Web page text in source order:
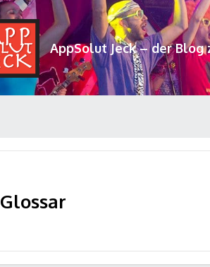
AppSolut Jeck – der Blog
Glossar